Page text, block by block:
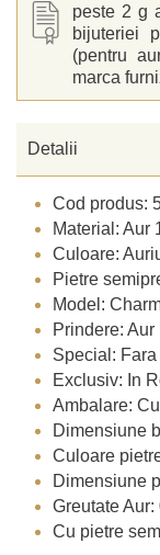
peste 2 g
bijuteriei
(pentru
marca
Detalii
Cod produs:
Material: Aur
Culoare:
Pietre
Model:
Prindere: Aur
Special:
Exclusiv: In
Ambalare:
Dimensiune
Culoare
Dimensiune
Greutate Aur:
Cu pietre